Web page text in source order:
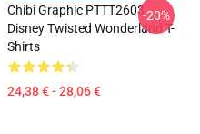
Chibi Graphic PTTT2603
Disney Twisted Wonderland T-
Shirts
24,38 € - 28,06 €
-20%